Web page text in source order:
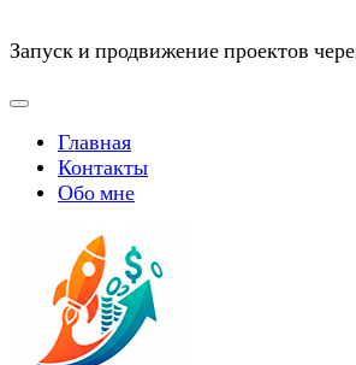
Запуск и продвижение проектов
Главная
Контакты
Обо мне